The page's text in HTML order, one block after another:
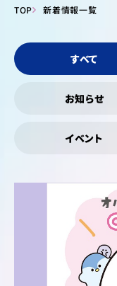
TOP 新着情報一覧
すべて
お知らせ
イベント